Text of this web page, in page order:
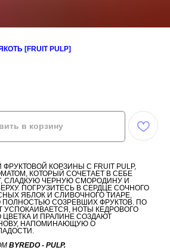
[FRUIT PULP]
в корзину
КОРЗИНЫ С FRUIT PULP,
КОТОРЫЙ СОЧЕТАЕТ В СЕБЕ
СЛАДКУЮ ЧЕРНУЮ СМОРОДИНУ И
ПОГРУЗИТЕСЬ В СЕРДЦЕ СОЧНОГО
ЯБЛОК И СЛИВОЧНОГО ТИАРЕ,
ПОЛНОСТЬЮ СОЗРЕВШИХ ФРУКТОВ. ПО
УСПОКАИВАЕТСЯ, НОТЫ КЕДРОВОГО
ЦВЕТКА И ПРАЛИНЕ СОЗДАЮТ
НАПОМИНАЮЩУЮ О
BYREDO - PULP.